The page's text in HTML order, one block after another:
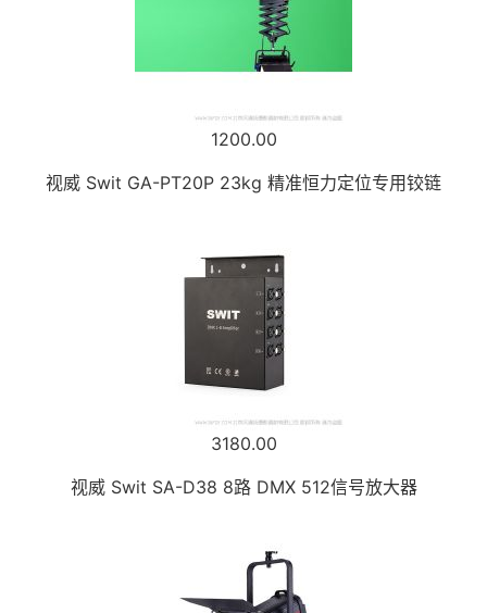
1200.00
视威 Swit GA-PT20P 23kg 精准恒力定位专用铰链
3180.00
视威 Swit SA-D38 8路 DMX 512信号放大器